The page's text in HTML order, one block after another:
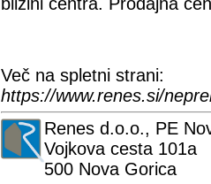
bližini centra. Prodajna
Več na spletni strani:
https://www.renes.si/
Renes d.o.o., PE
Vojkova cesta 101a
500 Nova Gorica